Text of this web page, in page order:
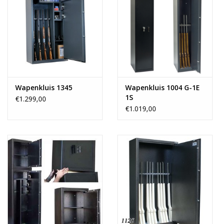
Wapenkluis 1345
€1.299,00
Wapenkluis 1004 G-1E
1S
€1.019,00